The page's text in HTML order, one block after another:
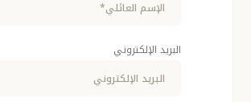
البريد الإلكتروني